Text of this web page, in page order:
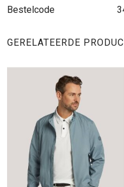
Bestelcode
GERELATEERDE